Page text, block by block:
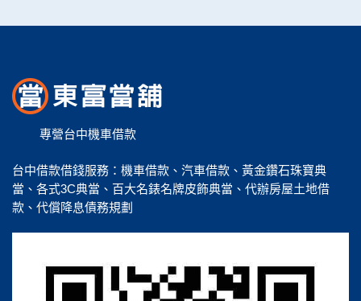
專營台中機車借款
台中借款借錢服務：機車借款、汽車借款、黃金鑽石珠寶典
當、各式3C典當、百大名錶名牌皮飾典當、代辦房屋土地借
款、代償降息債務規劃